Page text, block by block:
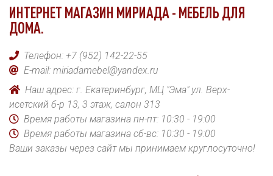
ИНТЕРНЕТ МАГАЗИН МИРИАДА - МЕБЕЛЬ ДЛЯ
ДОМА.
Телефон: +7 (952) 142-22-55
E-mail: miriadamebel@yandex.ru
Наш адрес: г. Екатеринбург, МЦ "Эма" ул. Верх-
исетский б-р 13, 3 этаж, салон 313
Время работы магазина пн-пт: 10:30 - 19:00
Время работы магазина сб-вс: 10:30 - 19:00
Ваши заказы через сайт мы принимаем круглосуточно!